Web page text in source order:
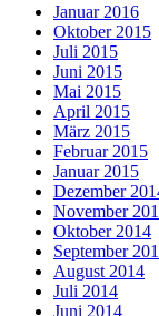
Januar 2016
Oktober 2015
Juli 2015
Juni 2015
Mai 2015
April 2015
März 2015
Februar 2015
Januar 2015
Dezember
November
Oktober 2014
September
August 2014
Juli 2014
Juni 2014